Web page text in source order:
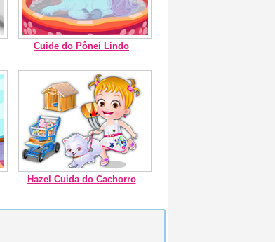
Cuide do Pônei Lindo
Hazel Cuida do Cachorro